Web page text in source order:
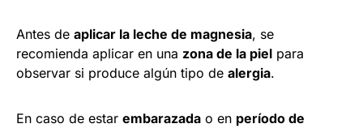
Antes de aplicar la leche de magnesia, se
recomienda aplicar en una zona de la piel para
observar si produce algún tipo de alergia.
En caso de estar embarazada o en período de